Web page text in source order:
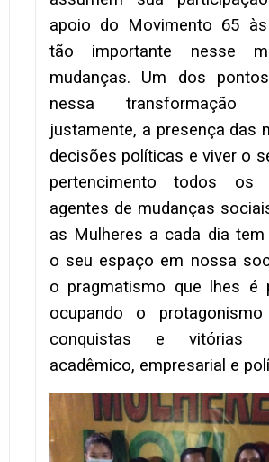
apoio do Movimento 65
tão importante nesse
mudanças. Um dos
nessa transformação
justamente, a presença das
decisões políticas e viver o
pertencimento todos os
agentes de mudanças
as Mulheres a cada dia tem
o seu espaço em nossa
o pragmatismo que lhes é
ocupando o
conquistas e vitórias
acadêmico, empresarial e